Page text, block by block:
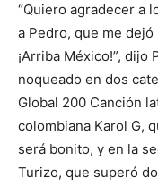
“Quiero agradecer a
a Pedro, que me
¡Arriba México!”, dijo
noqueado en dos
Global 200 Canción
colombiana Karol G,
será bonito, y en la
Turizo, que superó